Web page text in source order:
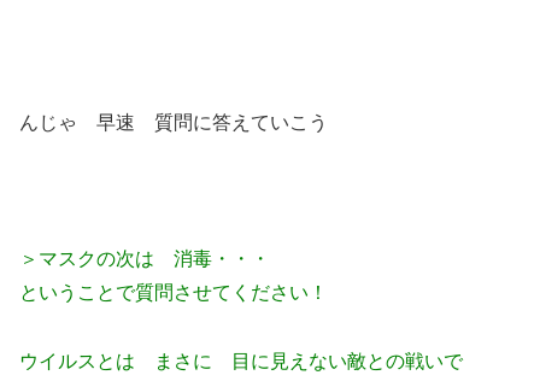
んじゃ 早速 質問に答えていこう
＞マスクの次は 消毒・・・
ということで質問させてください！
ウイルスとは まさに 目に見えない敵との戦いで